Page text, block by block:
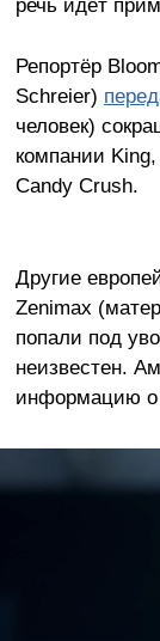
Репортёр
Schreier)
человек)
компании
Candy Crush.
Другие
Zenimax
попали под
неизвестен.
информацию о